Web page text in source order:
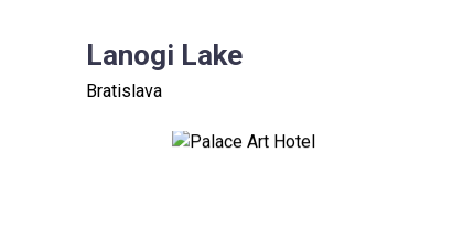
Lanogi Lake
Bratislava